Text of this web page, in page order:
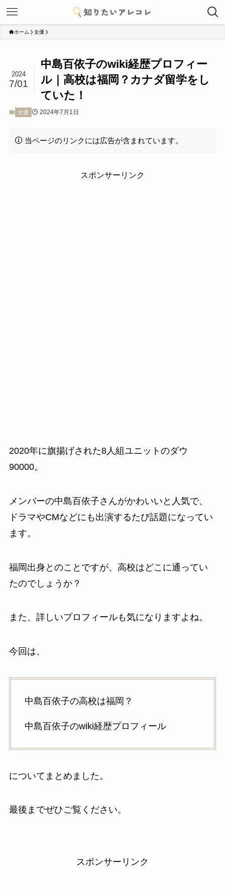
ホーム 女優
中島百依子のwiki経歴プロフィー
ル｜高校は福岡？カナダ留学をし
ていた！
2024
7/01
女優 2024年7月1日
当ページのリンクには広告が含まれています。
スポンサーリンク
2020年に旗揚げされた8人組ユニットのダウ
90000。
メンバーの中島百依子さんがかわいいと人気で、
ドラマやCMなどにも出演するたび話題になってい
ます。
福岡出身とのことですが、高校はどこに通ってい
たのでしょうか？
また、詳しいプロフィールも気になりますよね。
今回は、
中島百依子の高校は福岡？
中島百依子のwiki経歴プロフィール
についてまとめました。
最後までぜひご覧ください。
スポンサーリンク